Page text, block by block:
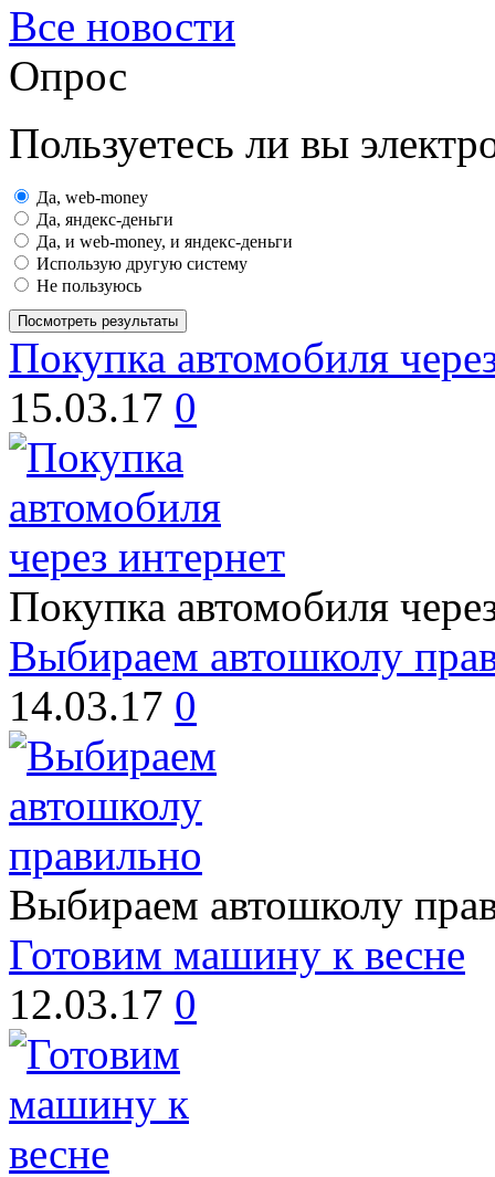
Все новости
Опрос
Пользуетесь ли вы
Да, web-money
Да, яндекс-деньги
Да, и web-money, и яндекс-деньги
Использую другую систему
Не пользуюсь
Посмотреть результаты
Покупка автомобиля
15.03.17 0
Покупка автомобиля
Выбираем автошколу
14.03.17 0
Выбираем автошколу
Готовим машину к весне
12.03.17 0